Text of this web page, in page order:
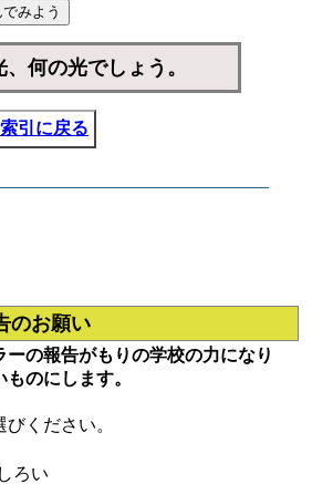
何の光でしょう。
索引に戻る
のお願い
ーの報告がもりの学校の力になり
のにします。
ください。
ろい